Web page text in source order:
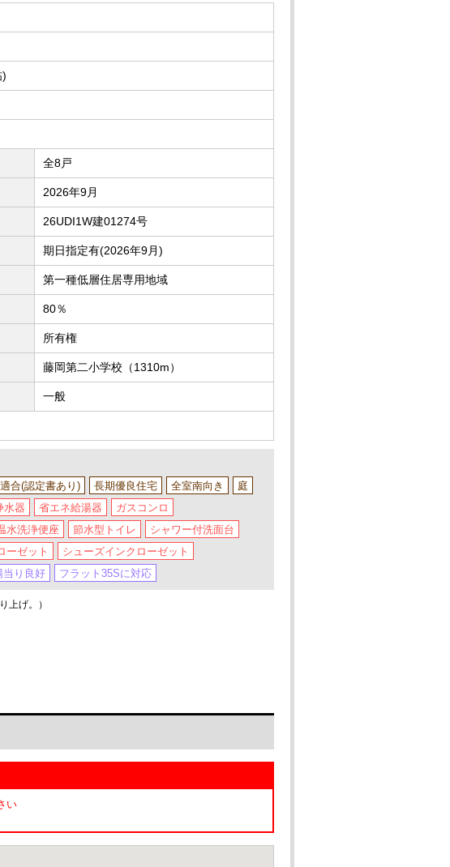
全8戸
2026年9月
26UDI1W建01274号
期日指定有(2026年9月)
第一種低層住居専用地域
80％
所有権
藤岡第二小学校（1310m）
一般
合(認定書あり) 長期優良住宅 全室南向き
庭
水器 省エネ給湯器
ガスコンロ
水洗浄便座 節水型トイレ
シャワー付洗面台
ーゼット
シューズインクローゼット
当り良好 フラット35Sに対応
上げ。）
い